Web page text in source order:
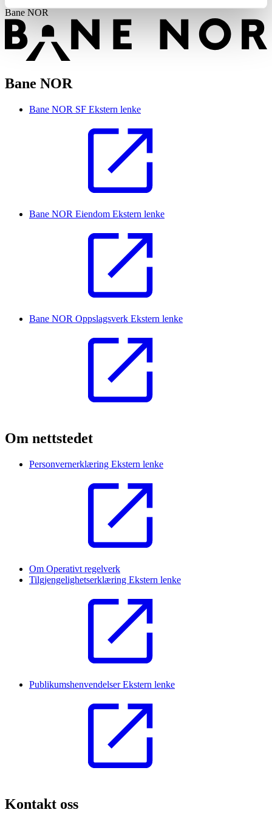
Bane NOR
Bane NOR
Bane NOR SF Ekstern lenke
Bane NOR Eiendom Ekstern lenke
Bane NOR Oppslagsverk Ekstern lenke
Om nettstedet
Personvernerklæring Ekstern lenke
Om Operativt regelverk
Tilgjengelighetserklæring Ekstern lenke
PublikumshenvendelserEkstern lenke
Kontakt oss